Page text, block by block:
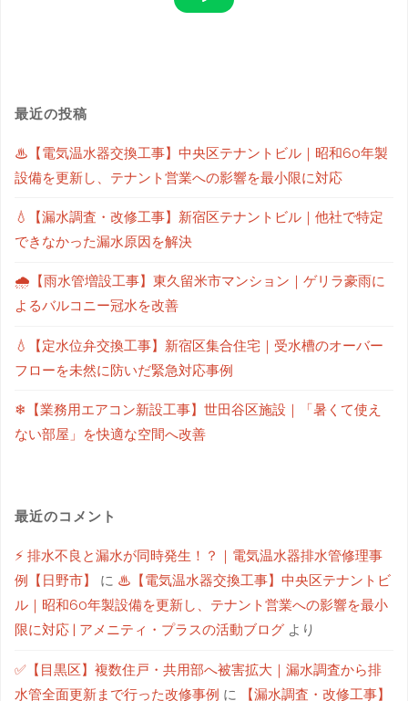
最近の投稿
♨【電気温水器交換工事】中央区テナントビル｜昭和60年製
設備を更新し、テナント営業への影響を最小限に対応
💧【漏水調査・改修工事】新宿区テナントビル｜他社で特定
できなかった漏水原因を解決
🌧【雨水管増設工事】東久留米市マンション｜ゲリラ豪雨に
よるバルコニー冠水を改善
💧【定水位弁交換工事】新宿区集合住宅｜受水槽のオーバー
フローを未然に防いだ緊急対応事例
❄【業務用エアコン新設工事】世田谷区施設｜「暑くて使え
ない部屋」を快適な空間へ改善
最近のコメント
⚡ 排水不良と漏水が同時発生！？｜電気温水器排水管修理事
例【日野市】
に ♨【電気温水器交換工事】中央区テナントビ
ル｜昭和60年製設備を更新し、テナント営業への影響を最小
限に対応 | アメニティ・プラスの活動ブログ より
✅【目黒区】複数住戸・共用部へ被害拡大｜漏水調査から排
水管全面更新まで行った改修事例 に
【漏水調査・改修工事】